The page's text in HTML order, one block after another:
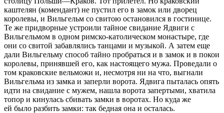
каштелян (комендант) не пустил его в замок или дворец
королевы, и Вильгельм со свитою остановился в гостинице.
Те же придворные устроили тайное свидание Ядвиги с
Вильгельмом в одном римско-католическом монастыре, где
они со свитой забавлялись танцами и музыкой. А затем еще
дали Вильгельму способ тайно пробраться и в замок и в покои
королевы, принявшей его, как настоящего мужа. Проведали о
том краковские вельможи и, несмотря ни на что, выгнали
Вильгельма из замка и заперли ворота. Ядвига пыталась опять
идти на свидание с мужем, нашла ворота запертыми, хватила
топор и кинулась сбивать замки в воротах. Но куда же
ей было разбить замки: так бедная она и осталась.